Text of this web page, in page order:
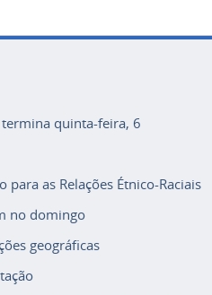
quinta-feira, 6
as Relações Étnico-Raciais
no domingo
geográficas